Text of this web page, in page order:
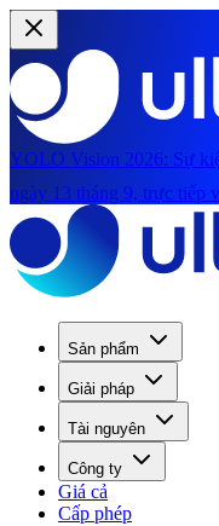
YOLO Vision 2026: Sự
ngày 13 tháng 9, trực tiếp
Sản phẩm
Giải pháp
Tài nguyên
Công ty
Giá cả
Cấp phép